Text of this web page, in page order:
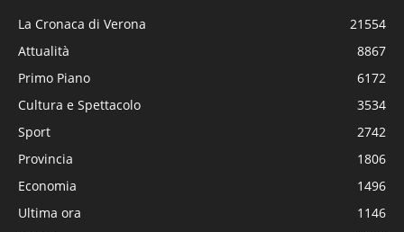
La Cronaca di Verona
21554
Attualità
8867
Primo Piano
6172
Cultura e Spettacolo
3534
Sport
2742
Provincia
1806
Economia
1496
Ultima ora
1146